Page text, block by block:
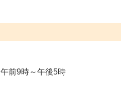
前9時～午後5時